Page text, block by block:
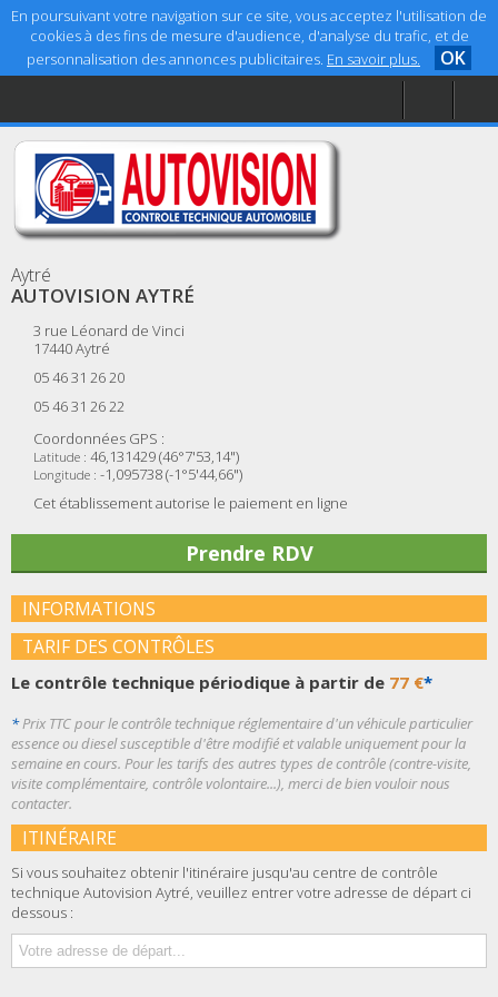
En poursuivant votre navigation sur ce site, vous acceptez l'utilisation de
cookies à des fins de mesure d'audience, d'analyse du trafic, et de
personnalisation des annonces publicitaires. En savoir plus. OK
Accueil
Aide
Mentions légales
Aytré
AUTOVISION AYTRÉ
3 rue Léonard de Vinci
17440Aytré
05 46 31 26 20
05 46 31 26 22
Coordonnées GPS :
Latitude : 46,131429 (46°7'53,14")
Longitude : -1,095738 (-1°5'44,66")
Cet établissement autorise le paiement en ligne
Prendre RDV
INFORMATIONS
TARIF DES CONTRÔLES
Le contrôle technique périodique à partir de 77 €*
*Prix TTC pour le contrôle technique réglementaire d'un véhicule particulier
essence ou diesel susceptible d'être modifié et valable uniquement pour la
semaine en cours. Pour les tarifs des autres types de contrôle (contre-visite,
visite complémentaire, contrôle volontaire...), merci de bien vouloir nous
contacter.
ITINÉRAIRE
Si vous souhaitez obtenir l'itinéraire jusqu'au centre de contrôle
technique Autovision Aytré, veuillez entrer votre adresse de départ ci
dessous :